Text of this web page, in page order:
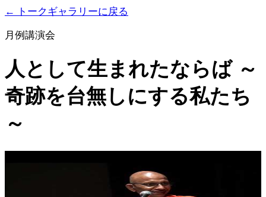
← トークギャラリーに戻る
月例講演会
人として生まれたならば ～
奇跡を台無しにする私たち
～